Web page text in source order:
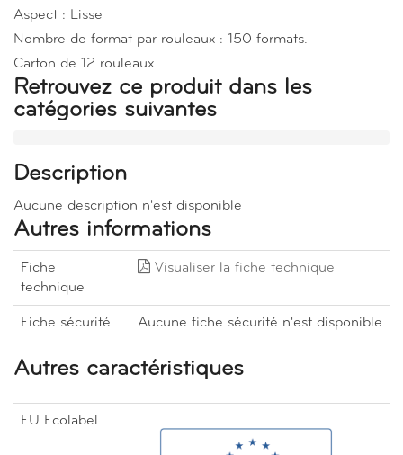
Aspect : Lisse
Nombre de format par rouleaux : 150 formats.
Carton de 12 rouleaux
Retrouvez ce produit dans les
catégories suivantes
Description
Aucune description n'est disponible
Autres informations
Fiche
technique
Visualiser la fiche technique
Fiche sécurité Aucune fiche sécurité n'est disponible
Autres caractéristiques
EU Ecolabel